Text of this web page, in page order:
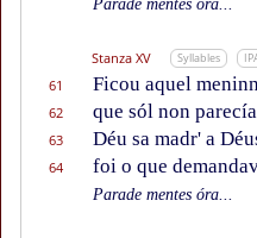
Parade mentes óra...
Stanza XV Syllables
61 Ficou aquel
62 que sól non parecía
63 Déu sa madr' a
64 foi o que
Parade mentes óra...